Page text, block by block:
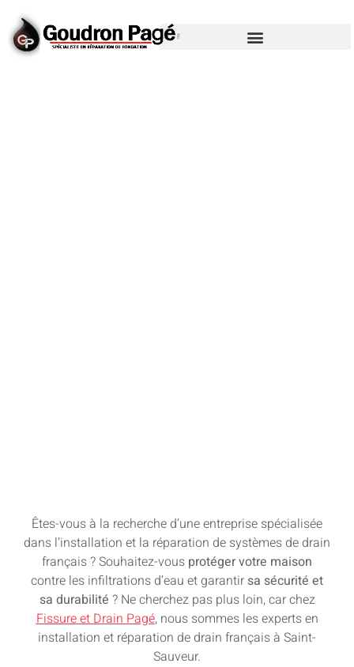
Êtes-vous à la recherche d’une entreprise spécialisée
dans l’installation et la réparation de systèmes de drain
français ? Souhaitez-vous protéger votre maison
contre les infiltrations d’eau et garantir sa sécurité et
sa durabilité ? Ne cherchez pas plus loin, car chez
Fissure et Drain Pagé, nous sommes les experts en
installation et réparation de drain français à Saint-
Sauveur.